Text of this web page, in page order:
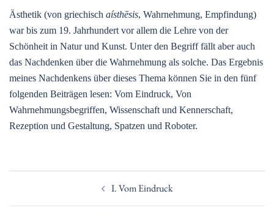
Ästhetik (von griechisch aísthēsis, Wahrnehmung, Empfindung)
war bis zum 19. Jahrhundert vor allem die Lehre von der
Schönheit in Natur und Kunst. Unter den Begriff fällt aber auch
das Nachdenken über die Wahrnehmung als solche. Das Ergebnis
meines Nachdenkens über dieses Thema können Sie in den fünf
folgenden Beiträgen lesen: Vom Eindruck, Von
Wahrnehmungsbegriffen, Wissenschaft und Kennerschaft,
Rezeption und Gestaltung, Spatzen und Roboter.
I. Vom Eindruck